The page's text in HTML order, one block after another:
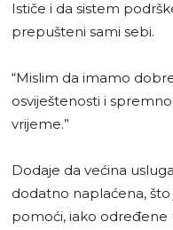
Ističe i da sistem
prepušteni sami sebi.
“Mislim da imamo
osviještenosti i
vrijeme.”
Dodaje da većina
dodatno naplaćena,
pomoći, iako određene